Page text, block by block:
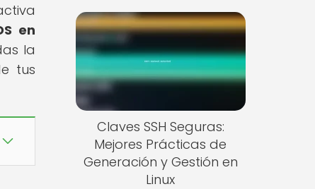
en
la
tus
Claves SSH Seguras:
Mejores Prácticas de
Generación y Gestión en
Linux